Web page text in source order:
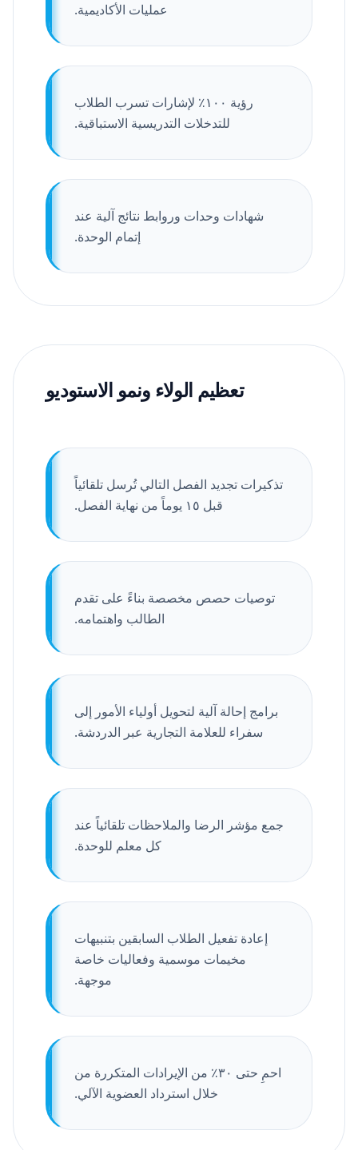
عمليات الأكاديمية.
رؤية ١٠٠٪ لإشارات تسرب الطلاب
للتدخلات التدريسية الاستباقية.
شهادات وحدات وروابط نتائج آلية عند
إتمام الوحدة.
تعظيم الولاء ونمو الاستوديو
تذكيرات تجديد الفصل التالي تُرسل تلقائياً
قبل ١٥ يوماً من نهاية الفصل.
توصيات حصص مخصصة بناءً على تقدم
الطالب واهتمامه.
برامج إحالة آلية لتحويل أولياء الأمور إلى
سفراء للعلامة التجارية عبر الدردشة.
جمع مؤشر الرضا والملاحظات تلقائياً عند
كل معلم للوحدة.
إعادة تفعيل الطلاب السابقين بتنبيهات
مخيمات موسمية وفعاليات خاصة
موجهة.
احمِ حتى ٣٠٪ من الإيرادات المتكررة من
خلال استرداد العضوية الآلي.